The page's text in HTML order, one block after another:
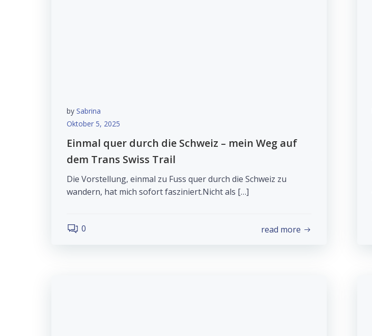
by Sabrina
Oktober 5, 2025
Einmal quer durch die Schweiz – mein Weg auf
dem Trans Swiss Trail
Die Vorstellung, einmal zu Fuss quer durch die Schweiz zu
wandern, hat mich sofort fasziniert.Nicht als […]
0 read more